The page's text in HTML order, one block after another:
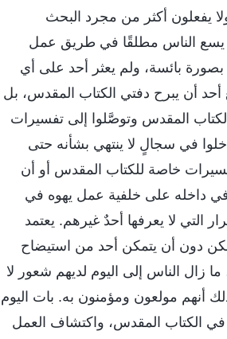
ولا يفعلون أكثر من مجرد البحث
يسع الناس مطلقًا في طريق عمل
بصورة بائسة، ولم يعثر أحد على أي
أن يبرح دفتي الكتاب المقدس، بل
المقدس وتوصَّلوا إلى تفسيرات
في سجالٍ لا ينتهي بشأنه حتى
خاصة للكتاب المقدس أو أن
في داخله على خلفية عمل يهوه في
التي لا يعرفها أحدٌ غيرهم. يعتمد
لكن دون أن يتمكن أحد من استيضاح
ما زال الناس إلى اليوم لديهم شعور لا
أنهم مولعون ومؤمنون به. بات اليوم
في الكتاب المقدس، واكتشاف العمل